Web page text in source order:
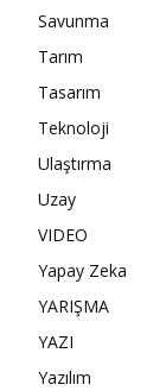
Savunma
Tarım
Tasarım
Teknoloji
Ulaştırma
Uzay
VIDEO
Yapay Zeka
YARIŞMA
YAZI
Yazılım